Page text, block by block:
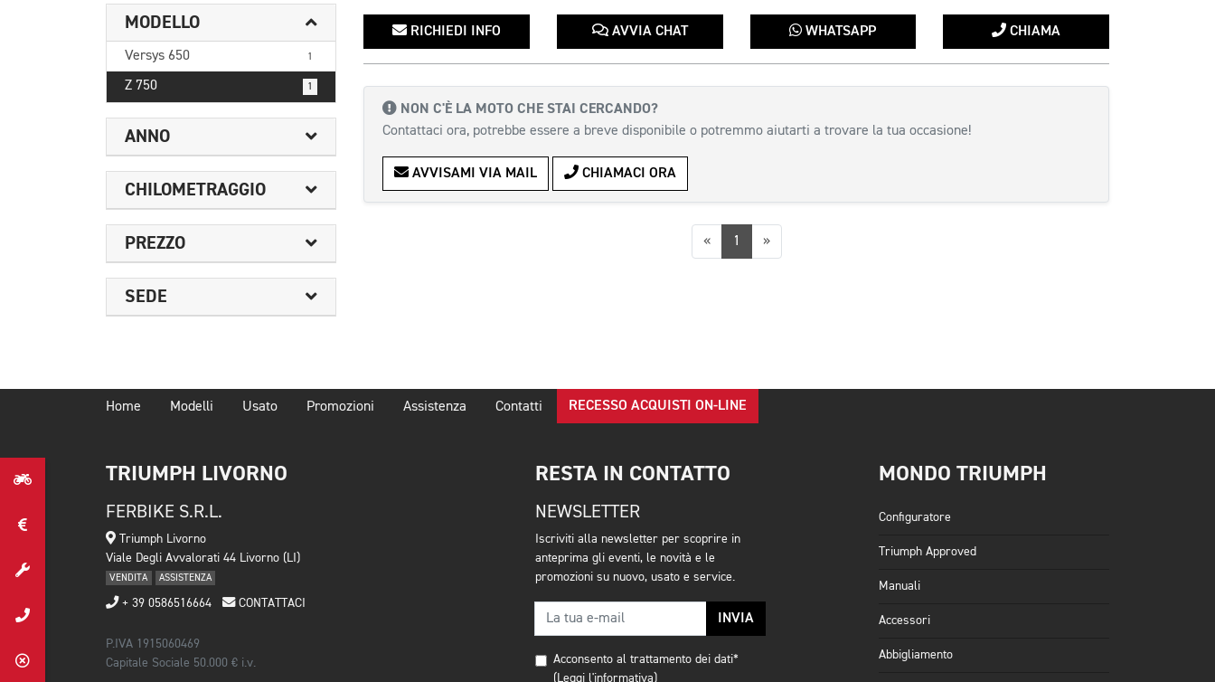
MODELLO
Versys 650 1
Z 750 1
ANNO
CHILOMETRAGGIO
PREZZO
SEDE
RICHIEDI INFO AVVIA CHAT WHATSAPP CHIAMA
NON C'È LA MOTO CHE STAI CERCANDO?
Contattaci ora, potrebbe essere a breve disponibile o potremmo aiutarti a trovare la tua occasione!
AVVISAMI VIA MAIL CHIAMACI ORA
«Precedente
1 »Successiva
Home Modelli Usato Promozioni Assistenza Contatti RECESSO ACQUISTI ON-LINE
TRIUMPH LIVORNO
FERBIKE S.R.L.
Triumph Livorno
Viale Degli Avvalorati 44 Livorno (LI)
VENDITA ASSISTENZA
+ 39 0586516664 CONTATTACI
P.IVA 1915060469
Capitale Sociale 50.000 € i.v.
RESTA IN CONTATTO
NEWSLETTER
Iscriviti alla newsletter per scoprire in
anteprima gli eventi, le novità e le
promozioni su nuovo, usato e service.
INVIA
Acconsento al trattamento dei dati*
(Leggi l'informativa)
MONDO TRIUMPH
Configuratore
Triumph Approved
Manuali
Accessori
Abbigliamento